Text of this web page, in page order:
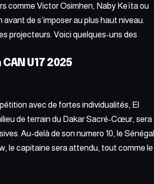
comme Victor Osimhen, Naby Keïta ou
de s’imposer au plus haut niveau.
projecteurs. Voici quelques-uns des
U17 2025
avec de fortes individualités, El
de terrain du Dakar Sacré-Cœur, sera
Au-delà de son numero 10, le Sénégal
le capitaine sera attendu, tout comme le